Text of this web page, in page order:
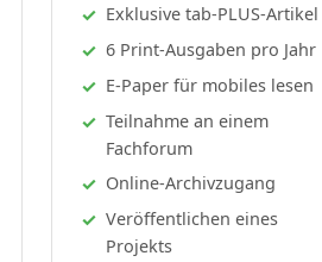
Exklusive tab-PLUS-Artikel
6 Print-Ausgaben pro Jahr
E-Paper für mobiles lesen
Teilnahme an einem
Fachforum
Online-Archivzugang
Veröffentlichen eines
Projekts